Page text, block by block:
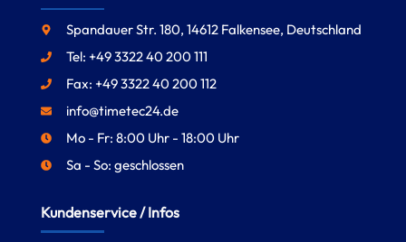
Spandauer Str. 180, 14612 Falkensee, Deutschland
Tel: +49 3322 40 200 111
Fax: +49 3322 40 200 112
info@timetec24.de
Mo - Fr: 8:00 Uhr - 18:00 Uhr
Sa - So: geschlossen
Kundenservice / Infos